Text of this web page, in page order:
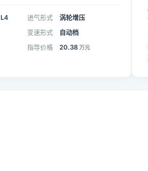
进气形式
涡轮增压
变速形式
自动档
指导价格 20.38 万元